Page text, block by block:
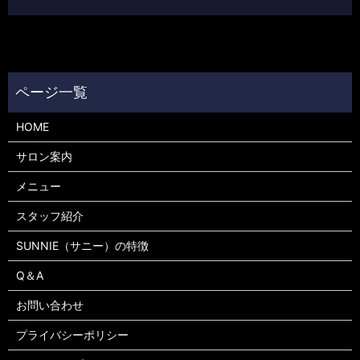
HOME
サロン案内
メニュー
スタッフ紹介
SUNNIE（サニー）の特徴
Q＆A
お問い合わせ
プライバシーポリシー